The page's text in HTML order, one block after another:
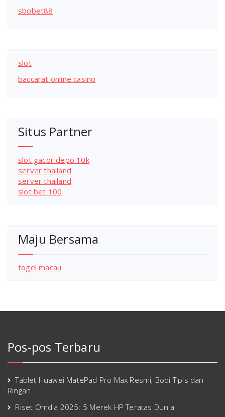
sbobet88
slot
baccarat online casino
Situs Partner
slot gacor depo 10k
server thailand
server thailand
slot bet 100
Maju Bersama
togel macau
Pos-pos Terbaru
Tablet Huawei MatePad Pro Max Resmi, Bodi Tipis dan
Ringan
Riset Omdia 2025: 5 Merek HP Teratas Dunia